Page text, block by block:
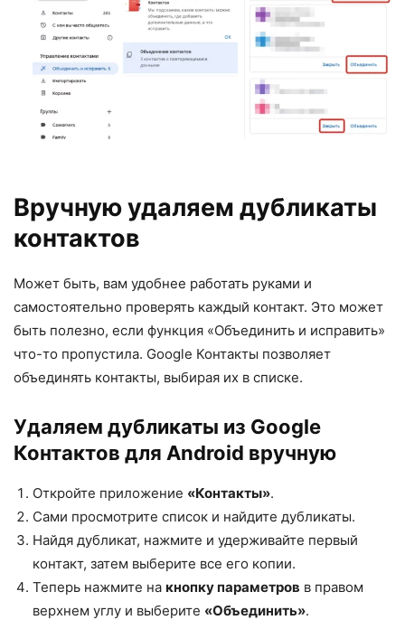
Вручную удаляем дубликаты
контактов
Может быть, вам удобнее работать руками и
самостоятельно проверять каждый контакт. Это может
быть полезно, если функция «Объединить и исправить»
что-то пропустила. Google Контакты позволяет
объединять контакты, выбирая их в списке.
Удаляем дубликаты из Google
Контактов для Android вручную
Откройте приложение «Контакты».
Сами просмотрите список и найдите дубликаты.
Найдя дубликат, нажмите и удерживайте первый
контакт, затем выберите все его копии.
Теперь нажмите на кнопку параметров в правом
верхнем углу и выберите «Объединить».